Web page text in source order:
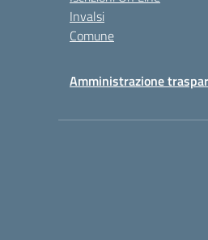
Invalsi
Comune
Amministrazione